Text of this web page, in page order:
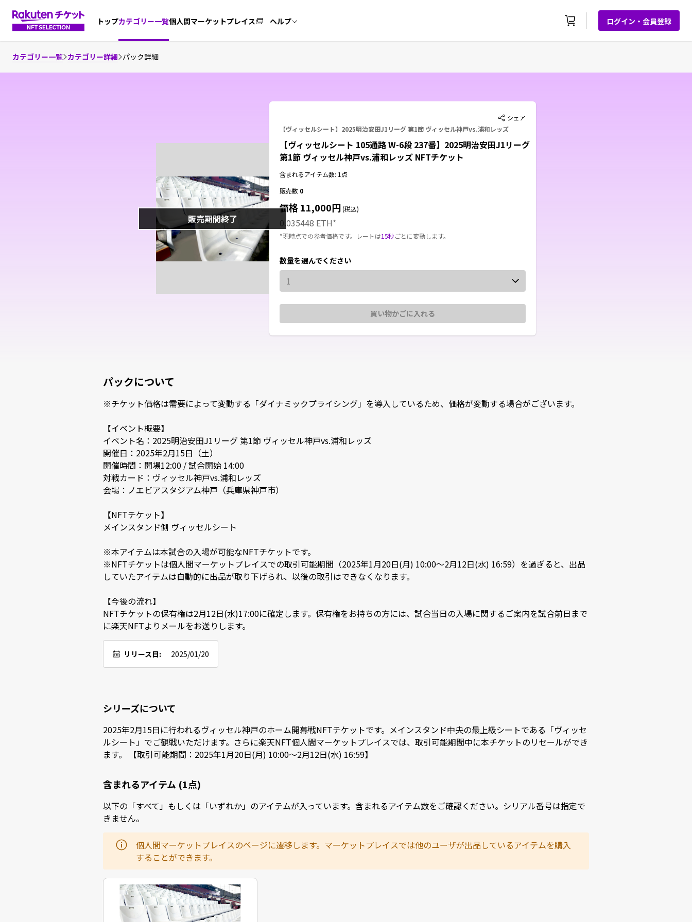
トップカテゴリー一覧個人間マーケットプレイス ヘルプ ログイン・会員登録
カテゴリー一覧 カテゴリー詳細 パック詳細
販売期間終了
シェア
【ヴィッセルシート】2025明治安田J1リーグ 第1節 ヴィッセル神戸vs.浦和レッズ
【ヴィッセルシート 105通路 W-6段 237番】2025明治安田J1リーグ
第1節 ヴィッセル神戸vs.浦和レッズ NFTチケット
含まれるアイテム数: 1点
販売数 0
価格 11,000円(税込)
0.035448 ETH*
*現時点での参考価格です。レートは15秒ごとに変動します。
数量を選んでください
1
買い物かごに入れる
パックについて
※チケット価格は需要によって変動する「ダイナミックプライシング」を導入しているため、価格が変動する場合がございます。
【イベント概要】
イベント名：2025明治安田J1リーグ 第1節 ヴィッセル神戸vs.浦和レッズ
開催日：2025年2月15日（土）
開催時間：開場12:00 / 試合開始 14:00
対戦カード：ヴィッセル神戸vs.浦和レッズ
会場：ノエビアスタジアム神戸（兵庫県神戸市）
【NFTチケット】
メインスタンド側 ヴィッセルシート
※本アイテムは本試合の入場が可能なNFTチケットです。
※NFTチケットは個人間マーケットプレイスでの取引可能期間（2025年1月20日(月) 10:00～2月12日(水) 16:59）を過ぎると、出品
していたアイテムは自動的に出品が取り下げられ、以後の取引はできなくなります。
【今後の流れ】
NFTチケットの保有権は2月12日(水)17:00に確定します。保有権をお持ちの方には、試合当日の入場に関するご案内を試合前日まで
に楽天NFTよりメールをお送りします。
リリース日: 2025/01/20
シリーズについて
2025年2月15日に行われるヴィッセル神戸のホーム開幕戦NFTチケットです。メインスタンド中央の最上級シートである「ヴィッセ
ルシート」でご観戦いただけます。さらに楽天NFT個人間マーケットプレイスでは、取引可能期間中に本チケットのリセールができ
ます。 【取引可能期間：2025年1月20日(月) 10:00～2月12日(水) 16:59】
含まれるアイテム (1点)
以下の「すべて」もしくは「いずれか」のアイテムが入っています。含まれるアイテム数をご確認ください。シリアル番号は指定で
きません。
個人間マーケットプレイスのページに遷移します。マーケットプレイスでは他のユーザが出品しているアイテムを購入
することができます。